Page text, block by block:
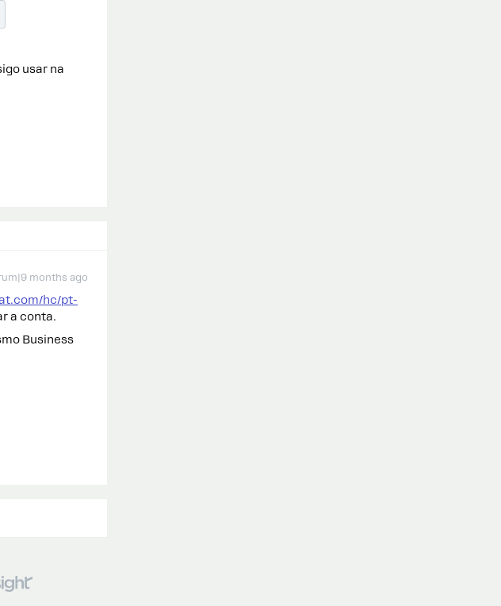
usar na
months ago
hc/pt-
a conta.
Business